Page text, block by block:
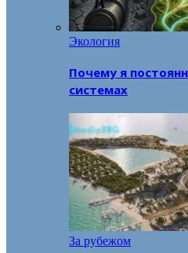
Экология
Почему я
системах
За рубежом